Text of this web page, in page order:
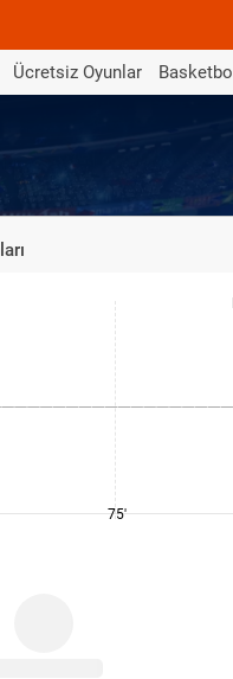
Ücretsiz Oyunlar Basketbol
75'